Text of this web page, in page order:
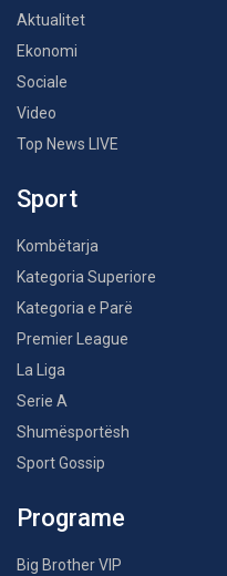
Aktualitet
Ekonomi
Sociale
Video
Top News LIVE
Sport
Kombëtarja
Kategoria Superiore
Kategoria e Parë
Premier League
La Liga
Serie A
Shumësportësh
Sport Gossip
Programe
Big Brother VIP